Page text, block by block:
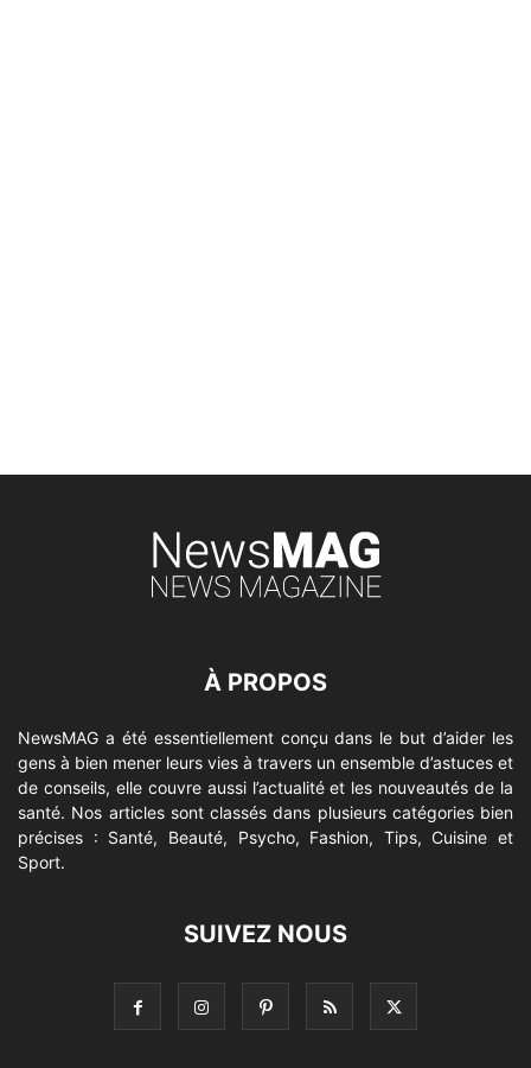
À PROPOS
NewsMAG a été essentiellement conçu dans le but d’aider les
gens à bien mener leurs vies à travers un ensemble d’astuces et
de conseils, elle couvre aussi l’actualité et les nouveautés de la
santé. Nos articles sont classés dans plusieurs catégories bien
précises : Santé, Beauté, Psycho, Fashion, Tips, Cuisine et
Sport.
SUIVEZ NOUS